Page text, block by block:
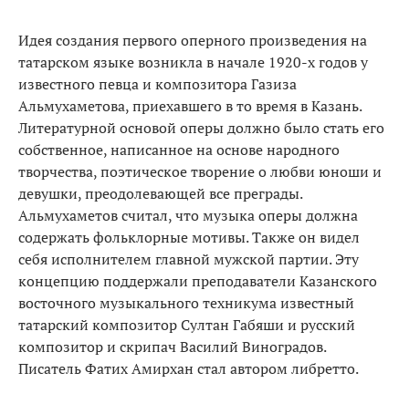
Идея создания первого оперного произведения на
татарском языке возникла в начале 1920-х годов у
известного певца и композитора Газиза
Альмухаметова, приехавшего в то время в Казань.
Литературной основой оперы должно было стать его
собственное, написанное на основе народного
творчества, поэтическое творение о любви юноши и
девушки, преодолевающей все преграды.
Альмухаметов считал, что музыка оперы должна
содержать фольклорные мотивы. Также он видел
себя исполнителем главной мужской партии. Эту
концепцию поддержали преподаватели Казанского
восточного музыкального техникума известный
татарский композитор Султан Габяши и русский
композитор и скрипач Василий Виноградов.
Писатель Фатих Амирхан стал автором либретто.